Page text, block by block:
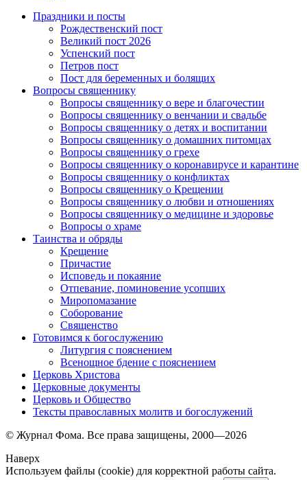
Праздники и посты
Рождественский пост
Великий пост 2026
Успенский пост
Петров пост
Пост для беременных и болящих
Вопросы священнику
Вопросы священнику о вере и благочестии
Вопросы священнику о венчании и свадьбе
Вопросы священнику о детях и воспитании
Вопросы священнику о домашних питомцах
Вопросы священнику о грехе
Вопросы священнику о коронавирусе и карантине
Вопросы священнику о конфликтах
Вопросы священнику о Крещении
Вопросы священнику о любви и отношениях
Вопросы священнику о медицине и здоровье
Вопросы о храме
Таинства и обряды
Крещение
Причастие
Исповедь и покаяние
Отпевание, поминовение усопших
Миропомазание
Соборование
Священство
Готовимся к богослужению
Литургия с пояснением
Всенощное бдение с пояснением
Церковь Христова
Церковные документы
Церковь и Общество
Тексты православных молитв и богослужений
© Журнал Фома. Все права защищены, 2000—2026
Наверх
Используем файлы (cookie) для корректной работы сайта.